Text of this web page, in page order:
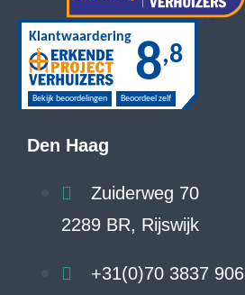
Den Haag
Zuiderweg 70
2289 BR, Rijswijk
+31(0)70 3837 906